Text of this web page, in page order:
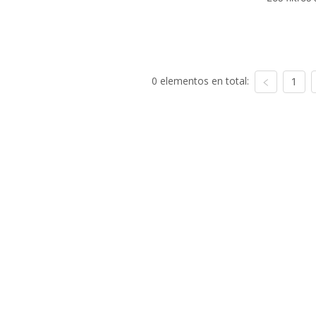
0 elementos en total: 1